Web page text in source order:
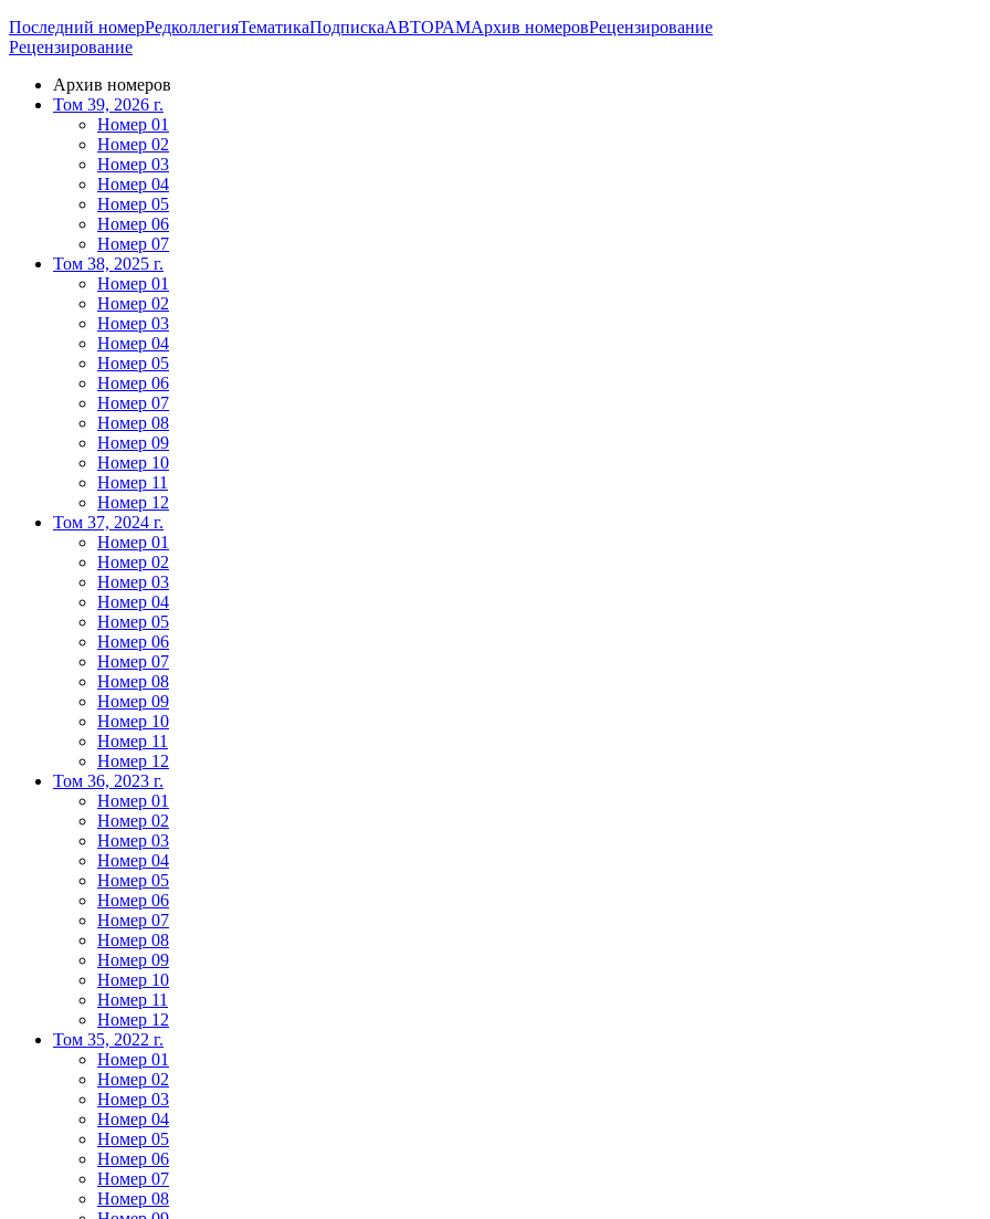
Последний номерРедколлегияТематикаПодпискаАВТОРАМАрхив номеровРецензирование
Рецензирование
Архив номеров
Том 39, 2026 г.
Номер 01
Номер 02
Номер 03
Номер 04
Номер 05
Номер 06
Номер 07
Том 38, 2025 г.
Номер 01
Номер 02
Номер 03
Номер 04
Номер 05
Номер 06
Номер 07
Номер 08
Номер 09
Номер 10
Номер 11
Номер 12
Том 37, 2024 г.
Номер 01
Номер 02
Номер 03
Номер 04
Номер 05
Номер 06
Номер 07
Номер 08
Номер 09
Номер 10
Номер 11
Номер 12
Том 36, 2023 г.
Номер 01
Номер 02
Номер 03
Номер 04
Номер 05
Номер 06
Номер 07
Номер 08
Номер 09
Номер 10
Номер 11
Номер 12
Том 35, 2022 г.
Номер 01
Номер 02
Номер 03
Номер 04
Номер 05
Номер 06
Номер 07
Номер 08